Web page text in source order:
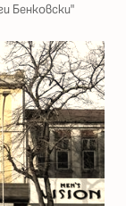
Бенковски"